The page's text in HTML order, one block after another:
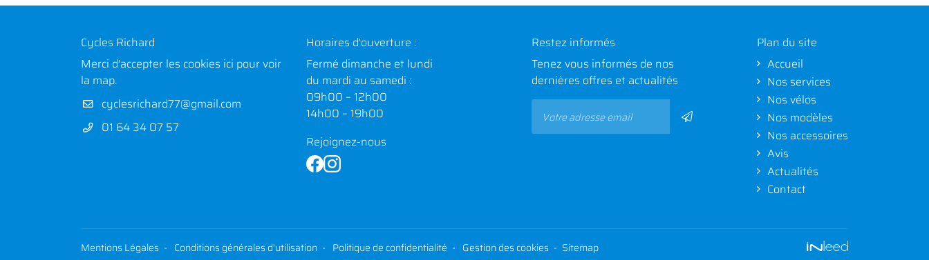
Cycles Richard
Merci d'accepter les cookies ici pour voir
la map.
01 64 34 07 57
Horaires d'ouverture :
Fermé dimanche et lundi
du mardi au samedi :
09h00 – 12h00
14h00 – 19h00
Rejoignez-nous
Restez informés
Tenez vous informés de nos
dernières offres et actualités
Plan du site
Accueil
Nos services
Nos vélos
Nos modèles
Nos accessoires
Avis
Actualités
Contact
Mentions Légales Conditions générales d'utilisation Politique de confidentialité Gestion des cookies Sitemap